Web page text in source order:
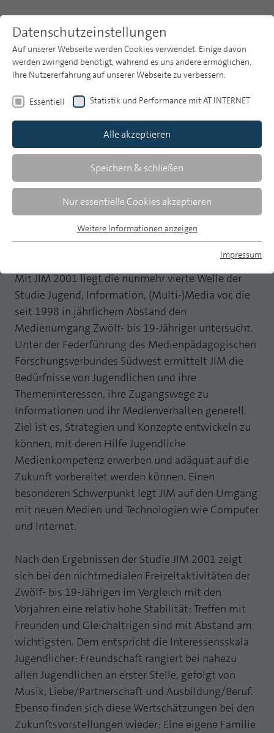
MP auf Mastodon
MP auf LinkedIn
Newsletter
Publikationsarchiv
Heft 1
Medien- und Themeninteressen
Jugendlicher
Ergebnisse der JIM-Studie 2001 zum
Medienumgang Zwölf- bis 19-Jähriger
Mit JIM 2001 liegt die nunmehr vierte Welle der
Studie Jugend, Information, (Multi-)Media vor, die
seit 1998 in jährlichem Abstand den
Medienumgang Zwölf- bis 19-Jähriger untersucht.
Unter der Federführung des Medienpädagogischen
Forschungsverbundes Südwest ermittelt JIM die
Bedürfnisse von Jugendlichen und ihre
Themeninteressen, ihre Zugangswege zu
Informationen und ihr Medienverhalten generell.
Ziel ist es, Strategien und Konzepte entwickeln zu
können, mit deren Hilfe Jugendliche
Medienkompetenz erwerben und adäquat auf die
Zukunft vorbereitet werden können. Einen
besonderen Schwerpunkt legt JIM auf den Umgang
mit neuen Medien und Technologien wie Computer
und Internet.
Nach den Ergebnissen der Studie JIM 2001 zeigt
sich bei den nichtmedialen Freizeitaktivitäten der
Zwölf- bis 19-Jährigen im Vergleich mit den
Vorjahren eine relativ hohe Stabilität: Treffen mit
Freunden und Gleichaltrigen sind mit Abstand am
wichtigsten. Dem entspricht die Interessensskala
Jugendlicher: Freundschaft rangiert bei nahezu
allen Jugendlichen an erster Stelle, gefolgt von
Musik, Liebe/Partnerschaft und Ausbildung/Beruf.
Ebenso finden sich diese Wertschätzungen bei den
Zukunftsvorstellungen wieder: Eine eigene Familie
Datenschutzeinstellungen
Auf unserer Webseite werden Cookies verwendet. Einige davon
werden zwingend benötigt, während es uns andere ermöglichen,
Ihre Nutzererfahrung auf unserer Webseite zu verbessern.
Essentiell Statistik und Performance mit AT INTERNET
Alle akzeptieren
Speichern & schließen
Nur essentielle Cookies akzeptieren
Essentielle Cookies werden für grundlegende Funktionen der
Webseite einwandfrei funktioniert.
Name fe_typo_user
Anbieter TYPO3
Laufzeit
Zweck
Dieses Cookie ist ein Standard-Session-
Cookie von TYPO3. Es speichert im Falle
eines Benutzer-Logins die Session ID
mithilfe derer der eingeloggte User
wiedererkannt wird, um ihm Zugang zu
geschützten Bereichen zu gewähren.
Name PHPSESSID
Anbieter php
Zweck PHPs Standard Sitzungs Identifikation
Cookie-Informationen anzeigen
Statistik und Performance mit AT INTERNET
CROSS-DEVICE ANALYTICS LÖSUNG
Name atidvisitor
AT INTERNET
Laufzeit 1 Jahr
Zweck
Cookie von AT INTERNET zur Steuerung der
erweiterten Script- und Ereignisbehandlung
Name atuserid
Laufzeit 1 Jahr
Zweck
Cookie von AT INTERNET zur Steuerung der
erweiterten Script- und Ereignisbehandlung
Cookie-Informationen anzeigen
Weitere Informationen anzeigen
Impressum